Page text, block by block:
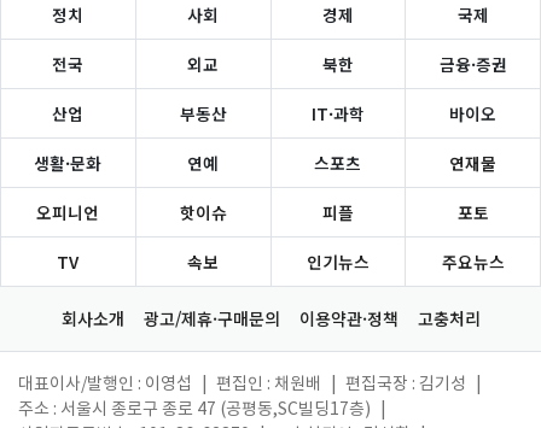
정치 사회 경제 국제
전국 외교 북한 금융·증권
산업 부동산 IT·과학 바이오
생활·문화 연예 스포츠 연재물
오피니언 핫이슈 피플 포토
TV 속보 인기뉴스 주요뉴스
회사소개 광고/제휴·구매문의 이용약관·정책 고충처리
대표이사/발행인 : 이영섭 편집인 : 채원배 편집국장 : 김기성
주소 : 서울시 종로구 종로 47 (공평동,SC빌딩17층)